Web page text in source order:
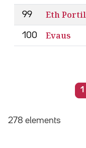
99 Eth
100 Evaus
1
278 elements